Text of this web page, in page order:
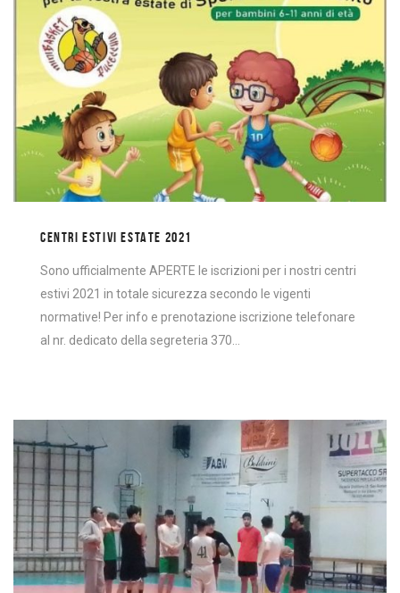
CENTRI ESTIVI ESTATE 2021
Sono ufficialmente APERTE le iscrizioni per i nostri centri
estivi 2021 in totale sicurezza secondo le vigenti
normative! Per info e prenotazione iscrizione telefonare
al nr. dedicato della segreteria 370…